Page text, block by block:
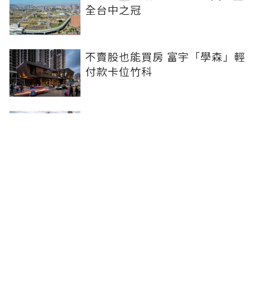
全台中之冠
不賣股也能買房 富宇「學森」輕
付款卡位竹科